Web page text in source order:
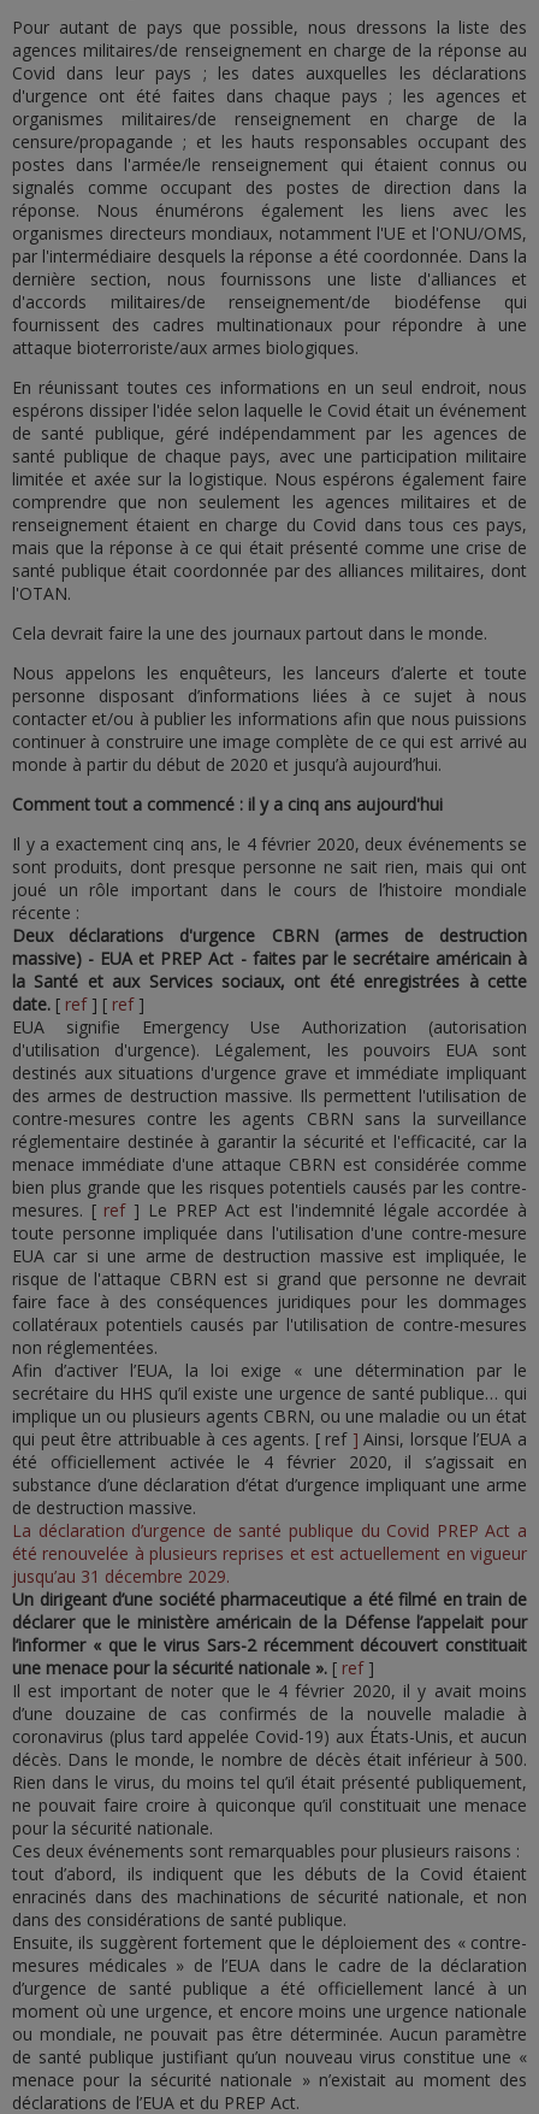
Pour autant de pays que possible, nous dressons la liste des
agences militaires/de renseignement en charge de la réponse au
Covid dans leur pays ; les dates auxquelles les déclarations
d'urgence ont été faites dans chaque pays ; les agences et
organismes militaires/de renseignement en charge de la
censure/propagande ; et les hauts responsables occupant des
postes dans l'armée/le renseignement qui étaient connus ou
signalés comme occupant des postes de direction dans la
réponse. Nous énumérons également les liens avec les
organismes directeurs mondiaux, notamment l'UE et l'ONU/OMS,
par l'intermédiaire desquels la réponse a été coordonnée. Dans la
dernière section, nous fournissons une liste d'alliances et
d'accords militaires/de renseignement/de biodéfense qui
fournissent des cadres multinationaux pour répondre à une
attaque bioterroriste/aux armes biologiques.
En réunissant toutes ces informations en un seul endroit, nous
espérons dissiper l'idée selon laquelle le Covid était un événement
de santé publique, géré indépendamment par les agences de
santé publique de chaque pays, avec une participation militaire
limitée et axée sur la logistique. Nous espérons également faire
comprendre que non seulement les agences militaires et de
renseignement étaient en charge du Covid dans tous ces pays,
mais que la réponse à ce qui était présenté comme une crise de
santé publique était coordonnée par des alliances militaires, dont
l'OTAN.
Cela devrait faire la une des journaux partout dans le monde.
Nous appelons les enquêteurs, les lanceurs d’alerte et toute
personne disposant d’informations liées à ce sujet à nous
contacter et/ou à publier les informations afin que nous puissions
continuer à construire une image complète de ce qui est arrivé au
monde à partir du début de 2020 et jusqu’à aujourd’hui.
Comment tout a commencé : il y a cinq ans aujourd'hui
Il y a exactement cinq ans, le 4 février 2020, deux événements se
sont produits, dont presque personne ne sait rien, mais qui ont
joué un rôle important dans le cours de l’histoire mondiale
récente :
Deux déclarations d'urgence CBRN (armes de destruction
massive) - EUA et PREP Act - faites par le secrétaire américain à
la Santé et aux Services sociaux, ont été enregistrées à cette
date. [ ref] [ ref]
EUA signifie Emergency Use Authorization (autorisation
d'utilisation d'urgence). Légalement, les pouvoirs EUA sont
destinés aux situations d'urgence grave et immédiate impliquant
des armes de destruction massive. Ils permettent l'utilisation de
contre-mesures contre les agents CBRN sans la surveillance
réglementaire destinée à garantir la sécurité et l'efficacité, car la
menace immédiate d'une attaque CBRN est considérée comme
bien plus grande que les risques potentiels causés par les contre-
mesures. [ ref] Le PREP Act est l'indemnité légale accordée à
toute personne impliquée dans l'utilisation d'une contre-mesure
EUA car si une arme de destruction massive est impliquée, le
risque de l'attaque CBRN est si grand que personne ne devrait
faire face à des conséquences juridiques pour les dommages
collatéraux potentiels causés par l'utilisation de contre-mesures
non réglementées.
Afin d’activer l’EUA, la loi exige « une détermination par le
secrétaire du HHS qu’il existe une urgence de santé publique… qui
implique un ou plusieurs agents CBRN, ou une maladie ou un état
qui peut être attribuable à ces agents. [ ref ] Ainsi, lorsque l’EUA a
été officiellement activée le 4 février 2020, il s’agissait en
substance d’une déclaration d’état d’urgence impliquant une arme
de destruction massive.
La déclaration d’urgence de santé publique du Covid PREP Act a
été renouvelée à plusieurs reprises et est actuellement en vigueur
jusqu’au 31 décembre 2029.
Un dirigeant d’une société pharmaceutique a été filmé en train de
déclarer que le ministère américain de la Défense l’appelait pour
l’informer « que le virus Sars-2 récemment découvert constituait
une menace pour la sécurité nationale ». [ ref]
Il est important de noter que le 4 février 2020, il y avait moins
d’une douzaine de cas confirmés de la nouvelle maladie à
coronavirus (plus tard appelée Covid-19) aux États-Unis, et aucun
décès. Dans le monde, le nombre de décès était inférieur à 500.
Rien dans le virus, du moins tel qu’il était présenté publiquement,
ne pouvait faire croire à quiconque qu’il constituait une menace
pour la sécurité nationale.
Ces deux événements sont remarquables pour plusieurs raisons :
tout d’abord, ils indiquent que les débuts de la Covid étaient
enracinés dans des machinations de sécurité nationale, et non
dans des considérations de santé publique.
Ensuite, ils suggèrent fortement que le déploiement des « contre-
mesures médicales » de l’EUA dans le cadre de la déclaration
d’urgence de santé publique a été officiellement lancé à un
moment où une urgence, et encore moins une urgence nationale
ou mondiale, ne pouvait pas être déterminée. Aucun paramètre
de santé publique justifiant qu’un nouveau virus constitue une «
menace pour la sécurité nationale » n’existait au moment des
déclarations de l’EUA et du PREP Act.